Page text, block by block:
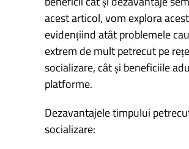
acest articol, vom explora
evidențiind atât problemele
extrem de mult petrecut pe
socializare, cât și beneficiile
platforme.
Dezavantajele timpului
socializare: